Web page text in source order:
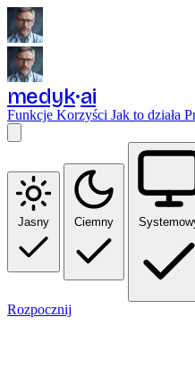
medyk ai
Funkcje Korzyści Jak to działa
Jasny Ciemny
Rozpocznij